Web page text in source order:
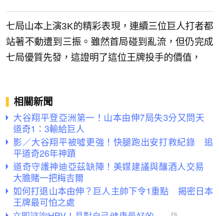
七局山本上演3K的精彩表現，連續三位巨人打者都
站著不動遭到三振。雖然首局碰到亂流，但仍完成
七局優質先發，這證明了這位王牌投手的價值，
相關新聞
大谷翔平登亞洲第一！山本由伸7局失3分又問天
道奇1：3輸給巨人
影／大谷翔平被噓更強！快腿跑出安打救紀錄 追
平道奇26年神蹟
道奇守護神迪亞茲缺陣！美媒建議與釀酒人交易
大膽賭一把梅吉爾
如何打退山本由伸？巨人主帥下令1重點 揭密日本
王牌最可怕之處